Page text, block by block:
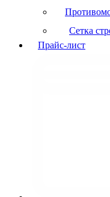
Сетка
Прайс-лист